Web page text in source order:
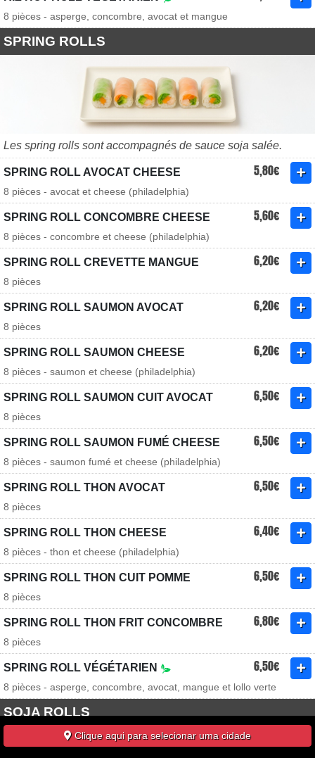
8 pièces - asperge, concombre, avocat et mangue
SPRING ROLLS
Les spring rolls sont accompagnés de sauce soja salée.
SPRING ROLL AVOCAT CHEESE 5,80€
8 pièces - avocat et cheese (philadelphia)
SPRING ROLL CONCOMBRE CHEESE 5,60€
8 pièces - concombre et cheese (philadelphia)
SPRING ROLL CREVETTE MANGUE 6,20€
8 pièces
SPRING ROLL SAUMON AVOCAT 6,20€
8 pièces
SPRING ROLL SAUMON CHEESE 6,20€
8 pièces - saumon et cheese (philadelphia)
SPRING ROLL SAUMON CUIT AVOCAT 6,50€
8 pièces
SPRING ROLL SAUMON FUMÉ CHEESE 6,50€
8 pièces - saumon fumé et cheese (philadelphia)
SPRING ROLL THON AVOCAT 6,50€
8 pièces
SPRING ROLL THON CHEESE 6,40€
8 pièces - thon et cheese (philadelphia)
SPRING ROLL THON CUIT POMME 6,50€
8 pièces
SPRING ROLL THON FRIT CONCOMBRE 6,80€
8 pièces
SPRING ROLL VÉGÉTARIEN 6,50€
8 pièces - asperge, concombre, avocat, mangue et lollo verte
SOJA ROLLS
Clique aqui para selecionar uma cidade